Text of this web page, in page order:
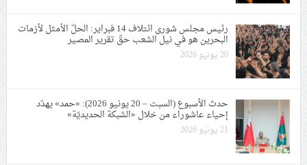
رئيس مجلس شورى ائتلاف 14 فبراير: الحلّ الأمثل لأزمات
البحرين هو في نيل الشعب حقّ تقرير المصير
20 يونيو 2026
حدث الأسبوع (السبت – 20 يونيو 2026): «حمد» يهدّد
إحياء عاشوراء من خلال «الشبكة الحديديّة»
21 يونيو 2026